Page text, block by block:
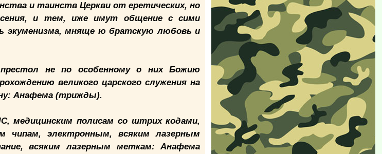
и таинств Церкви от еретических, но
и тем, иже имут общение с сими
экуменизма, мняще ю братскую любовь и
не по особенному о них Божию
великого царского служения на
Анафема (трижды).
медицинским полисам со штрих кодами,
чипам, электронным, всяким лазерным
всяким лазерным меткам: Анафема